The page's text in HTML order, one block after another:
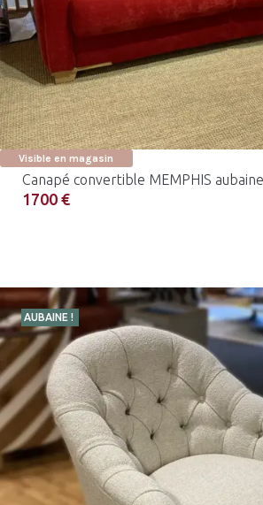
Visible en magasin
Canapé convertible MEMPHIS aubaine
1700 €
AUBAINE !